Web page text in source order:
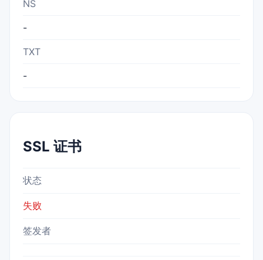
NS
-
TXT
-
SSL 证书
状态
失败
签发者